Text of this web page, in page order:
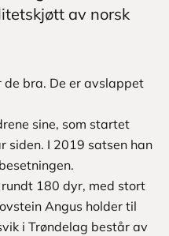
av norsk
de bra. De er avslappet
sine, som startet
siden. I 2019 satsen han
180 dyr, med stort
Angus holder til
i Trøndelag består av